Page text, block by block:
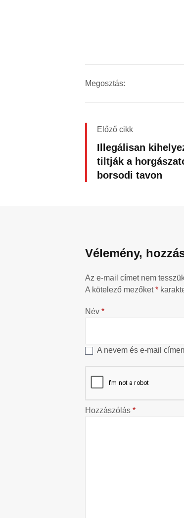
Megosztás:
Előző cikk
Illegálisan
tiltják a
borsodi tavon
Vélemény,
Az e-mail címet nem
A kötelező mezőket*
Név *
A nevem és e-mail
Hozzászólás *